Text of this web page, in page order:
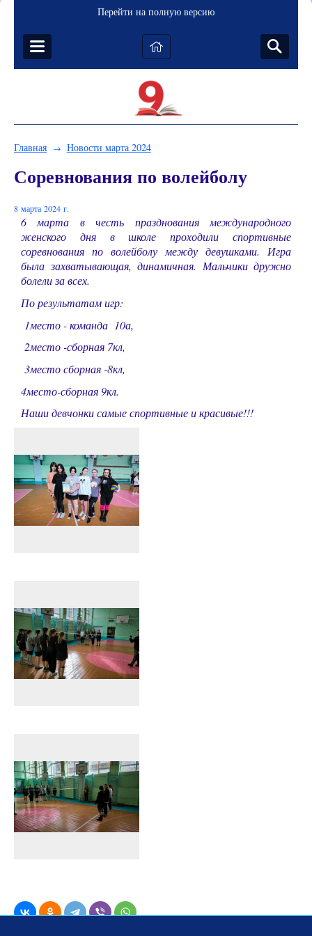
Перейти на полную версию
Главная → Новости марта 2024
Соревнования по волейболу
8 марта 2024 г.
6 марта в честь празднования международного
женского дня в школе проходили спортивные
соревнования по волейболу между девушками. Игра
была захватывающая, динамичная. Мальчики дружно
болели за всех.
По результатам игр:
1место - команда 10а,
2место -сборная 7кл,
3место сборная -8кл,
4место-сборная 9кл.
Наши девчонки самые спортивные и красивые!!!